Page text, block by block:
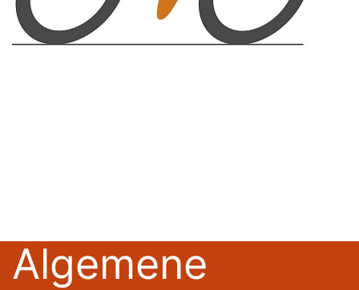
Algemene